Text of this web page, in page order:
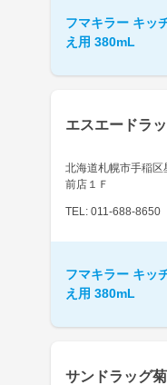
フマキラー キッ
え用 380mL
エスエードラ
北海道札幌市手稲
前店１Ｆ
TEL: 011-688-8650
フマキラー キッ
え用 380mL
サンドラッグ